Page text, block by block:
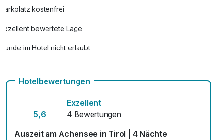
Parkplatz kostenfrei
Exzellent bewertete Lage
Hunde im Hotel nicht erlaubt
Kostenloses W-LAN
Hotelbewertungen
5,6
Exzellent
4 Bewertungen
Auszeit am Achensee in Tirol | 4 Nächte